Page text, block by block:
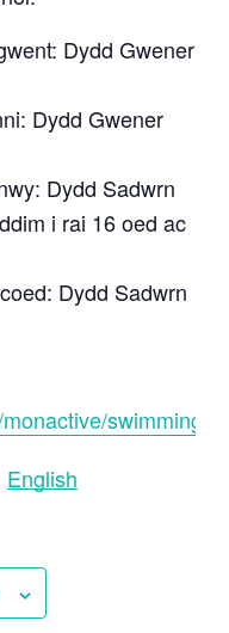
Dydd Gwener
Dydd Gwener
Dydd Sadwrn
i rai 16 oed ac
Dydd Sadwrn
swimming/
English